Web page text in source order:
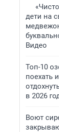
дети на
Видео
Топ-10
поехать
в 2026
Воют